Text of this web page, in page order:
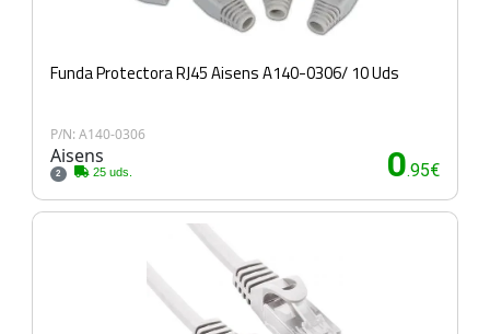
Funda Protectora RJ45 Aisens A140-0306/ 10 Uds
P/N: A140-0306
Aisens
2 25 uds. 0.95€